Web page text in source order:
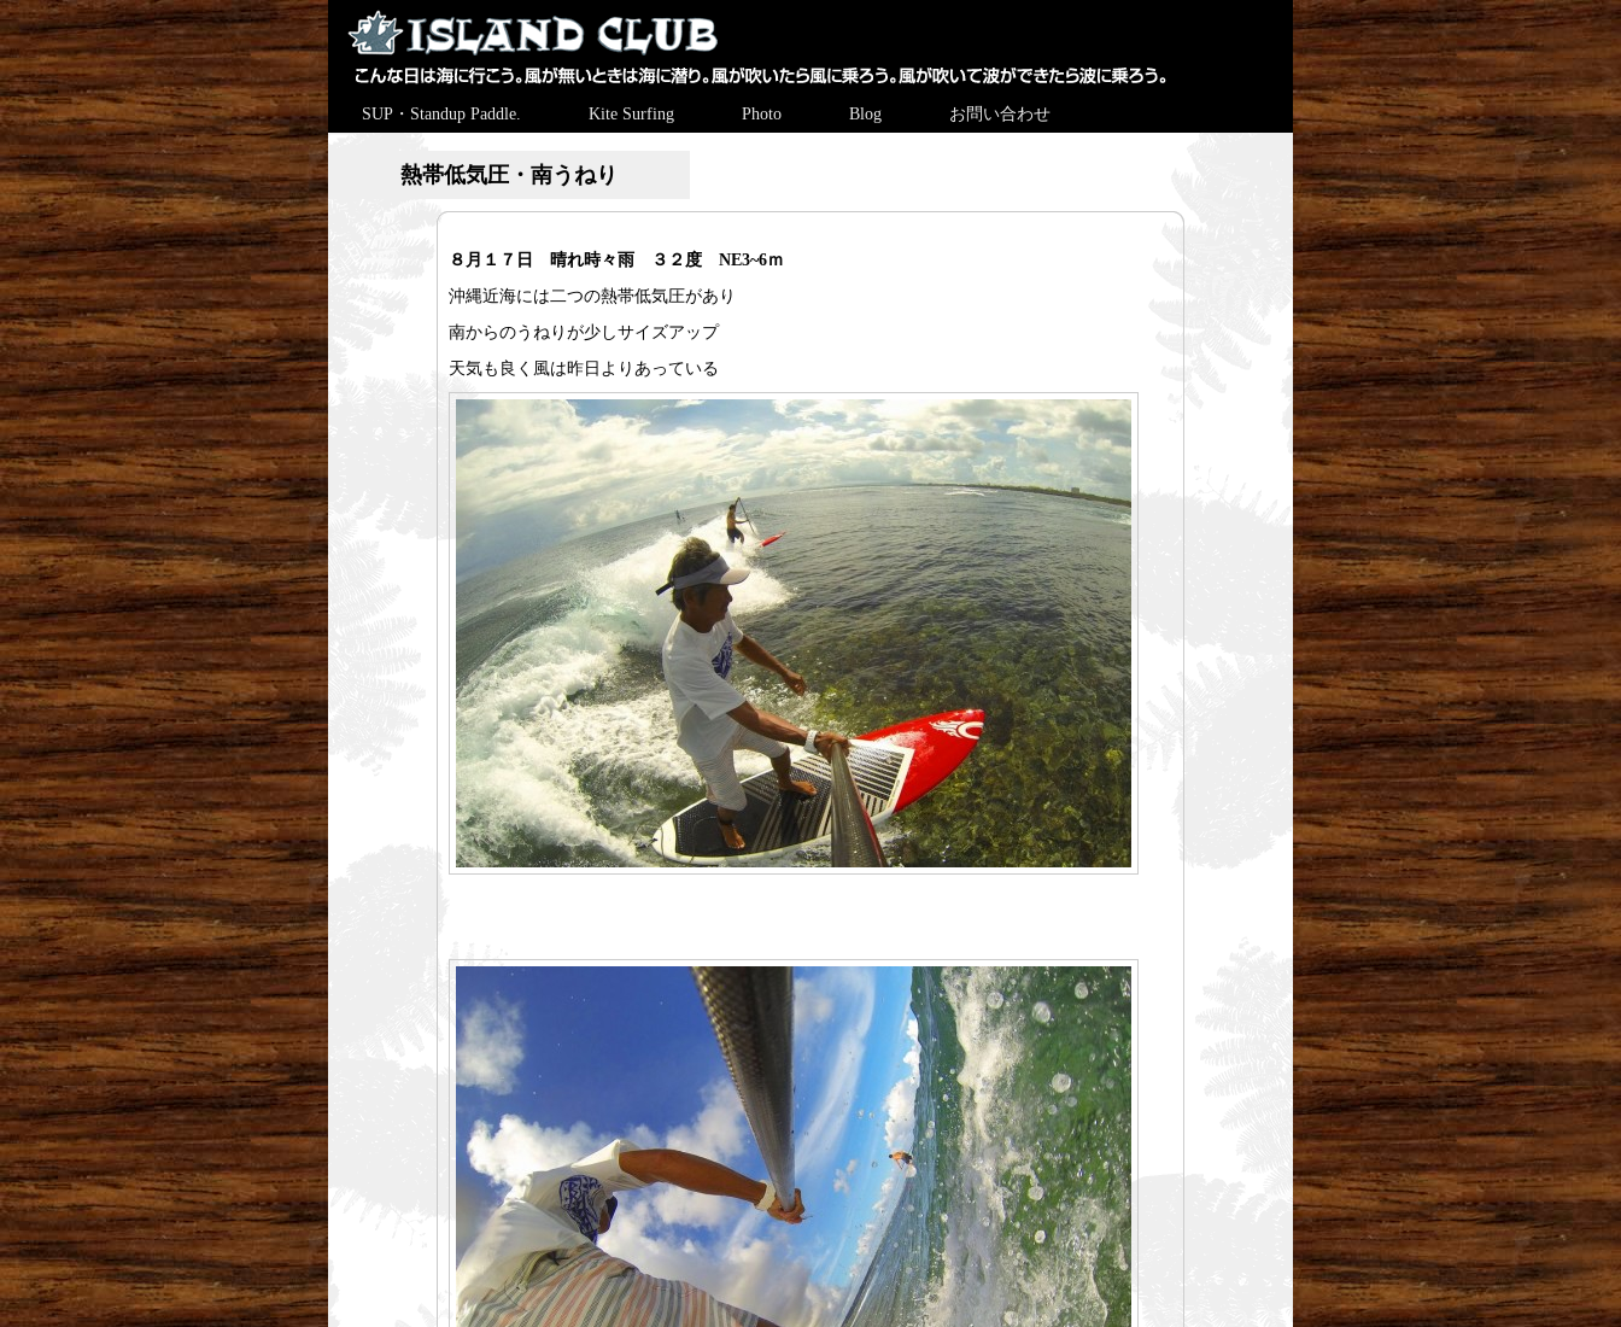
SUP・Standup Paddle. Kite Surfing Photo Blog お問い合わせ
熱帯低気圧・南うねり
８月１７日 晴れ時々雨 ３２度 NE3~6ｍ
沖縄近海には二つの熱帯低気圧があり
南からのうねりが少しサイズアップ
天気も良く風は昨日よりあっている